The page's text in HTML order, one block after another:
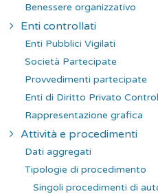
Benessere organizzativo
Enti controllati
Enti Pubblici Vigilati
Società Partecipate
Provvedimenti partecipate
Enti di Diritto Privato
Rappresentazione grafica
Attività e procedimenti
Dati aggregati
Tipologie di procedimento
Singoli procedimenti di